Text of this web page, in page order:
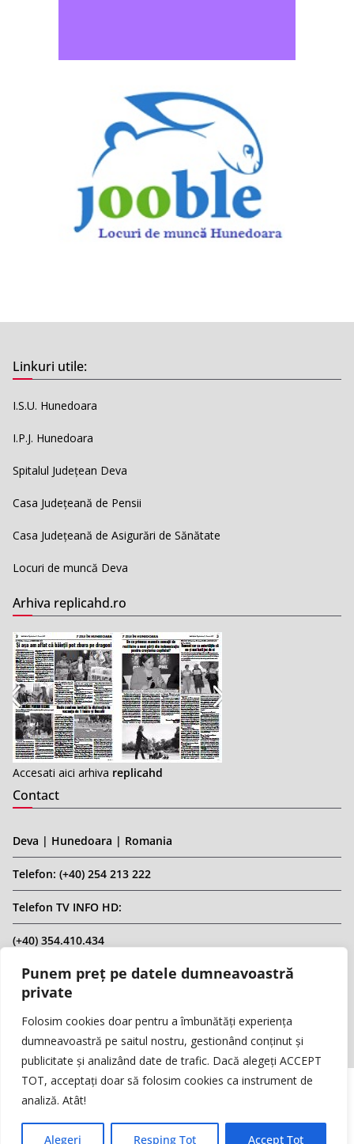
Punem preț pe datele dumneavoastră
private
Folosim cookies doar pentru a îmbunătăți experiența
dumneavoastră pe saitul nostru, gestionând conținut și
publicitate și analizând date de trafic. Dacă alegeți ACCEPT
TOT, acceptați doar să folosim cookies ca instrument de
analiză. Atât!
Alegeri Resping Tot Accept Tot
Linkuri utile:
I.S.U. Hunedoara
I.P.J. Hunedoara
Spitalul Județean Deva
Casa Județeană de Pensii
Casa Județeană de Asigurări de Sănătate
Locuri de muncă Deva
Arhiva replicahd.ro
Accesati aici arhiva replicahd
Contact
Deva | Hunedoara | Romania
Telefon: (+40) 254 213 222
Telefon TV INFO HD:
(+40) 354.410.434
Email: infohd20@gmail.com
Website: www.replicahd.ro